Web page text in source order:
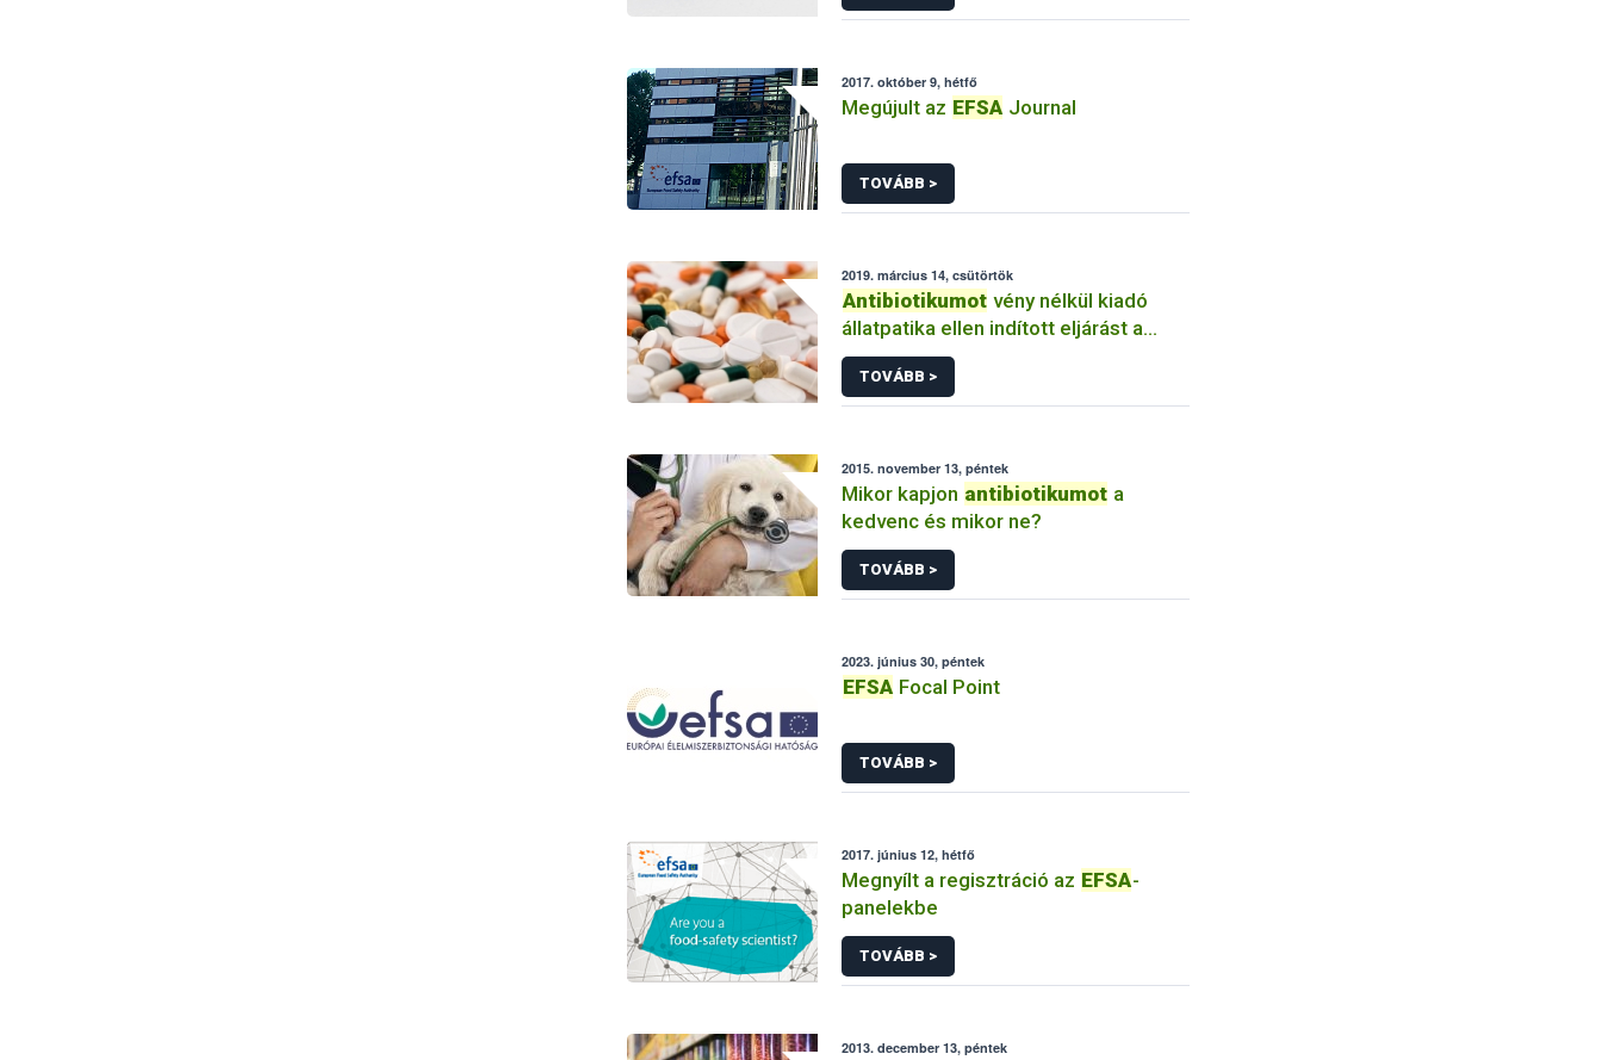
2017. október 9, hétfő
Megújult az EFSA Journal
TOVÁBB >
2019. március 14, csütörtök
Antibiotikumot vény nélkül kiadó
állatpatika ellen indított eljárást a
Nébih
TOVÁBB >
2015. november 13, péntek
Mikor kapjon antibiotikumot a
kedvenc és mikor ne?
TOVÁBB >
2023. június 30, péntek
EFSA Focal Point
TOVÁBB >
2017. június 12, hétfő
Megnyílt a regisztráció az EFSA-
panelekbe
TOVÁBB >
2013. december 13, péntek